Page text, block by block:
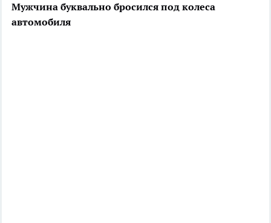
Мужчина буквально бросился под колеса
автомобиля